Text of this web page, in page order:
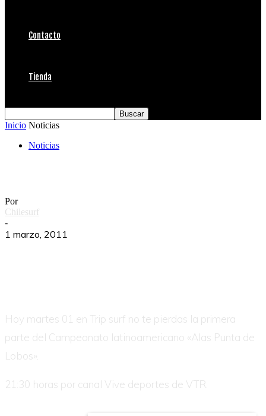
Contacto
Tienda
Inicio Noticias
Noticias
Por
Chilesurf
-
1 marzo, 2011
Hoy martes 01 en Trip surf no te pierdas la primera
parte del Campeonato latinoamericano «Alas Punta de
Lobos».
21:30 horas por canal Vive deportes de VTR.